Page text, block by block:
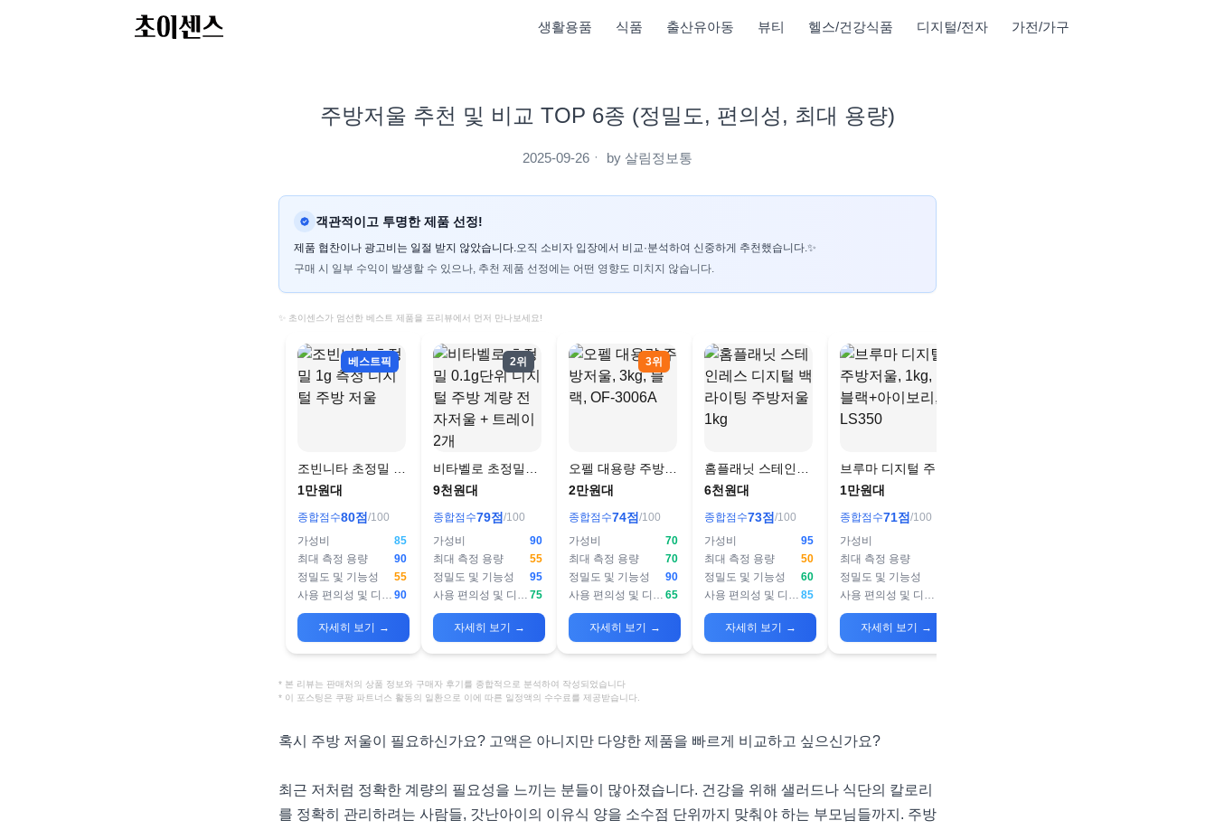
생활용품 식품 출산유아동 뷰티 헬스/건강식품 디지털/전자 가전/가구
주방저울 추천 및 비교 TOP 6종 (정밀도, 편의성, 최대 용량)
2025-09-26 ㆍ by 살림정보통
객관적이고 투명한 제품 선정!
제품 협찬이나 광고비는 일절 받지 않았습니다.오직 소비자 입장에서 비교·분석하여 신중하게 추천했습니다.✨
구매 시 일부 수익이 발생할 수 있으나, 추천 제품 선정에는 어떤 영향도 미치지 않습니다.
✨ 초이센스가 엄선한 베스트 제품을 프리뷰에서 먼저 만나보세요!
베스트픽
조빈니타 초정밀 1g
측정 디지털 주방 저
1만원대
종합점수80점 /100
가성비
85
최대 측정 용량
90
정밀도 및 기능성
55
사용 편의성 및 디자인 90
자세히 보기 →
2위
비타벨로 초정밀
0.1g단위 디지털 주
트레이2개
9천원대
종합점수79점 /100
가성비
90
최대 측정 용량
55
정밀도 및 기능성
95
사용 편의성 및 디자인 75
자세히 보기 →
3위
오펠 대용량 주방저
울, 3kg, 블랙, OF-
2만원대
종합점수74점 /100
가성비
70
최대 측정 용량
70
정밀도 및 기능성
90
사용 편의성 및 디자인 65
자세히 보기 →
홈플래닛 스테인레
스 디지털 백라이팅
6천원대
종합점수73점 /100
가성비
95
최대 측정 용량
50
정밀도 및 기능성
60
사용 편의성 및 디자인 85
자세히 보기 →
브루마 디지털 주방
저울, 1kg, 블랙+아
1만원대
종합점수71점 /100
가성비
최대 측정 용량
정밀도 및 기능성
사용 편의성 및 디자인
자세히 보기 →
* 본 리뷰는 판매처의 상품 정보와 구매자 후기를 종합적으로 분석하여 작성되었습니다
* 이 포스팅은 쿠팡 파트너스 활동의 일환으로 이에 따른 일정액의 수수료를 제공받습니다.
혹시 주방 저울이 필요하신가요? 고액은 아니지만 다양한 제품을 빠르게 비교하고 싶으신가요?
최근 저처럼 정확한 계량의 필요성을 느끼는 분들이 많아졌습니다. 건강을 위해 샐러드나 식단의 칼로리
를 정확히 관리하려는 사람들, 갓난아이의 이유식 양을 소수점 단위까지 맞춰야 하는 부모님들까지. 주방